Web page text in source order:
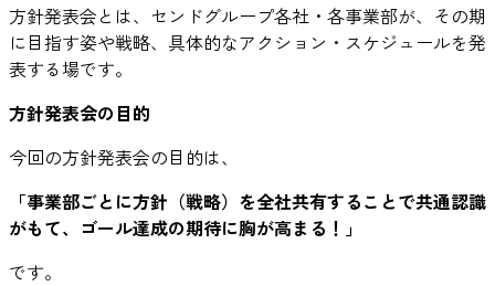
方針発表会とは、センドグループ各社・各事業部が、その期
に目指す姿や戦略、具体的なアクション・スケジュールを発
表する場です。
方針発表会の目的
今回の方針発表会の目的は、
「事業部ごとに方針（戦略）を全社共有することで共通認識
がもて、ゴール達成の期待に胸が高まる！」
です。